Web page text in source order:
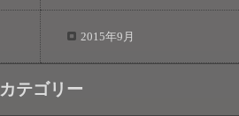
2015年9月
カテゴリー